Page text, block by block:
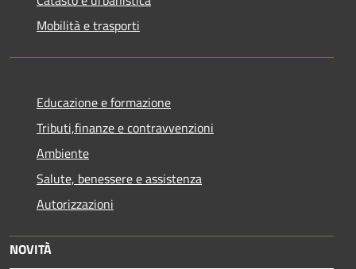
Mobilità e trasporti
Educazione e formazione
Tributi,finanze e contravvenzioni
Ambiente
Salute, benessere e assistenza
Autorizzazioni
NOVITÀ